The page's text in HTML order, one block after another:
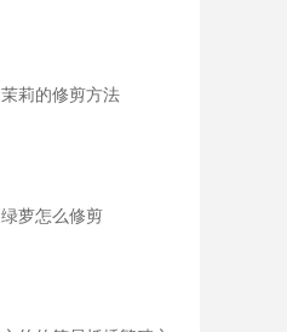
茉莉的修剪方法
绿萝怎么修剪